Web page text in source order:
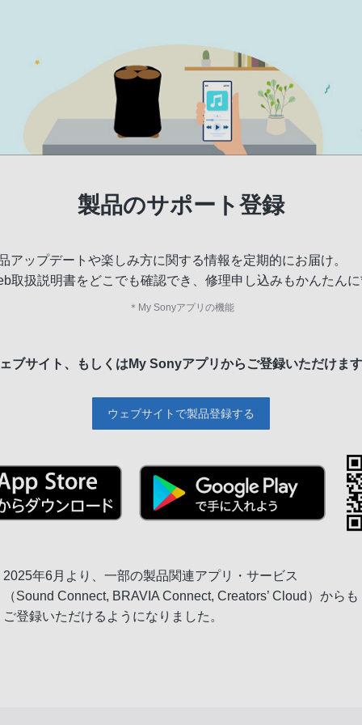
製品のサポート登録
アップデートや楽しみ方に関する情報を定期的にお届け。
取扱説明書をどこでも確認でき、修理申し込みもかんたん
＊ My Sonyアプリの機能
ブサイト、もしくは My Sonyアプリからご登録いただけま
ウェブサイトで製品登録する
2025年6月より、一部の製品関連アプリ・サービス
（Sound Connect, BRAVIA Connect, Creators’ Cloud）からも
ご登録いただけるようになりました。